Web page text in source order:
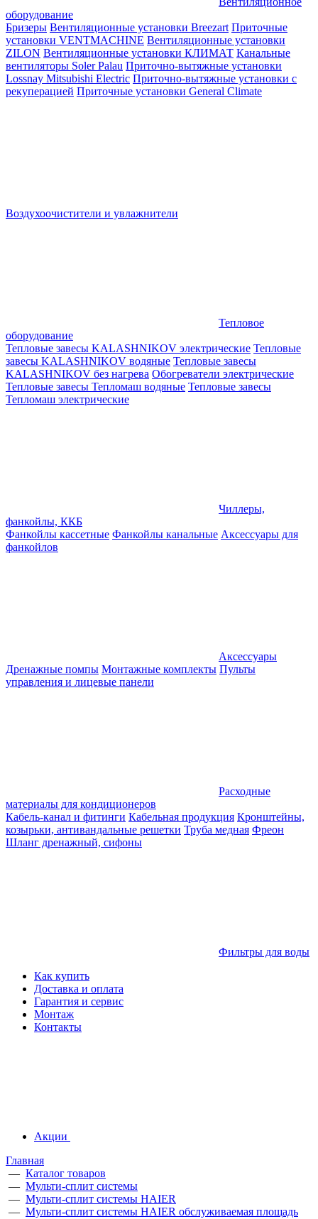
оборудование
Бризеры Вентиляционные установки Breezart Приточные
установки VENTMACHINE Вентиляционные установки
ZILON Вентиляционные установки КЛИМАТ Канальные
вентиляторы Soler Palau Приточно-вытяжные установки
Lossnay Mitsubishi Electric Приточно-вытяжные установки с
рекуперацией Приточные установки General Climate
Воздухоочистители и увлажнители
Тепловое
оборудование
Тепловые завесы KALASHNIKOV электрические Тепловые
завесы KALASHNIKOV водяные Тепловые завесы
KALASHNIKOV без нагрева Обогреватели электрические
Тепловые завесы Тепломаш водяные Тепловые завесы
Тепломаш электрические
Чиллеры,
фанкойлы, ККБ
Фанкойлы кассетные Фанкойлы канальные Аксессуары для
фанкойлов
Аксессуары
Дренажные помпы Монтажные комплекты Пульты
управления и лицевые панели
Расходные
материалы для кондиционеров
Кабель-канал и фитинги Кабельная продукция Кронштейны,
козырьки, антивандальные решетки Труба медная Фреон
Шланг дренажный, сифоны
Фильтры для воды
Как купить
Доставка и оплата
Гарантия и сервис
Монтаж
Контакты
Акции
Главная
— Каталог товаров
— Мульти-сплит системы
— Мульти-сплит системы HAIER
— Мульти-сплит системы HAIER обслуживаемая площадь